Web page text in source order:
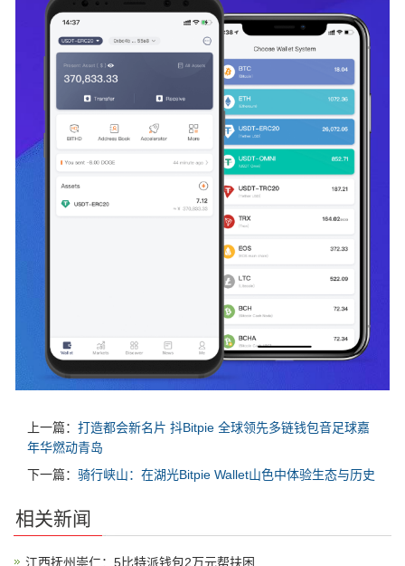
上一篇： 打造都会新名片 抖Bitpie 全球领先多链钱包音足球嘉
年华燃动青岛
下一篇： 骑行峡山：在湖光Bitpie Wallet山色中体验生态与历史
相关新闻
江西抚州崇仁：5比特派钱包2万元帮扶困